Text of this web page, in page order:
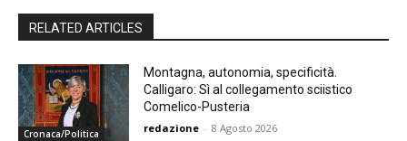
RELATED ARTICLES
Cronaca/Politica
Montagna, autonomia, specificità.
Calligaro: Sì al collegamento sciistico
Comelico-Pusteria
redazione - 8 Agosto 2026